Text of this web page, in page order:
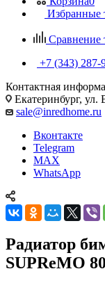
Избранные
Сравнение
+7 (343) 287-
Контактная
Екатеринбург, ул.
sale@inredhome.ru
Вконтакте
Telegram
MAX
WhatsApp
Радиатор
SUPReMO